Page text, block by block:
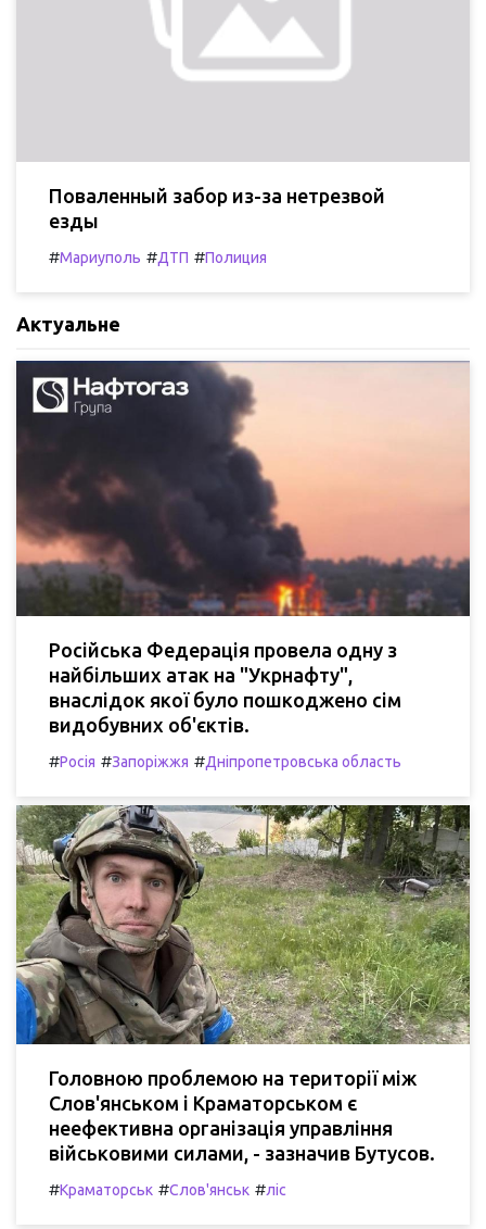
Поваленный забор из-за нетрезвой
езды
#Мариуполь #ДТП #Полиция
Актуальне
Російська Федерація провела одну з
найбільших атак на "Укрнафту",
внаслідок якої було пошкоджено сім
видобувних об'єктів.
#Росія #Запоріжжя #Дніпропетровська область
Головною проблемою на території між
Слов'янськом і Краматорськом є
неефективна організація управління
військовими силами, - зазначив Бутусов.
#Краматорськ #Слов'янськ #ліс